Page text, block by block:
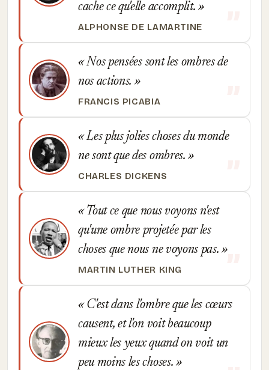
cache ce qu'elle accomplit.
ALPHONSE DE LAMARTINE
Nos pensées sont les ombres de
nos actions.
FRANCIS PICABIA
Les plus jolies choses du monde
ne sont que des ombres.
CHARLES DICKENS
Tout ce que nous voyons n'est
qu'une ombre projetée par les
choses que nous ne voyons pas.
MARTIN LUTHER KING
C'est dans l'ombre que les cœurs
causent, et l'on voit beaucoup
mieux les yeux quand on voit un
peu moins les choses.